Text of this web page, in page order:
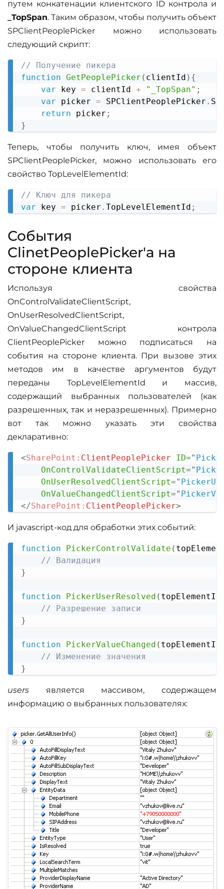
путем конкатенации клиентского ID контрола и
_TopSpan. Таким образом, чтобы получить объект
SPClientPeoplePicker можно использовать
следующий скрипт:
// Получение пикера
function GetPeoplePicker ( clientId ) {
var key = clientId + "_TopSpan" ;
var picker = SPClientPeoplePicker .
return picker ;
}
Теперь, чтобы получить ключ, имея объект
SPClientPeoplePicker, можно использовать его
свойство TopLevelElementId:
// Ключ для пикера
var key = picker . TopLevelElementId ;
События
ClinetPeoplePicker'а на
стороне клиента
Используя свойства
OnControlValidateClientScript,
OnUserResolvedClientScript,
OnValueChangedClientScript контрола
ClientPeoplePicker можно подписаться на
события на стороне клиента. При вызове этих
методов им в качестве аргументов будут
переданы TopLevelElementId и массив,
содержащий выбранных пользователей (как
разрешенных, так и неразрешенных). Примерно
вот так можно указать эти свойства
декларативно:
<SharePoint: ClientPeoplePicker ID="
OnControlValidateClientScript="
OnUserResolvedClientScript="
OnValueChangedClientScript="
</SharePoint: ClientPeoplePicker>
Copy
И javascript-код для обработки этих событий:
function PickerControlValidate (
// Валидация
}
function PickerUserResolved ( topElementId
// Разрешение записи
}
function PickerValueChanged ( topElementId
// Изменение значения
}
Copy
users является массивом, содержащем
информацию о выбранных пользователях: